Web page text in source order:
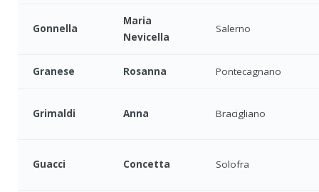
Gonnella
Maria
Nevicella
Salerno
Granese Rosanna Pontecagnano
Grimaldi Anna Bracigliano
Guacci Concetta Solofra